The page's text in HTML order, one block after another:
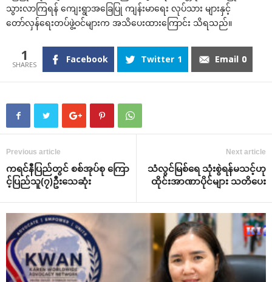
သွားလာကြရန် ကျေးရွာအခြေပြု ကျန်းမာရေး လုပ်သား များနှင့်
တော်လှန်ရေးတပ်ဖွဲ့ဝင်များက အသိပေးထားကြောင်း သိရသည်။
1 Facebook Twitter 1 Email 0
Previous article
ကရင်နီပြည်တွင် စစ်အုပ်စု ကြော
င့်ပြည်သူ(၇)ဦးသေဆုံး
Next article
သံလွင်မြစ်ရေ သုံးစွဲရန်မသင့်ဟု
ထိုင်းအာဏာပိုင်များ သတိပေး